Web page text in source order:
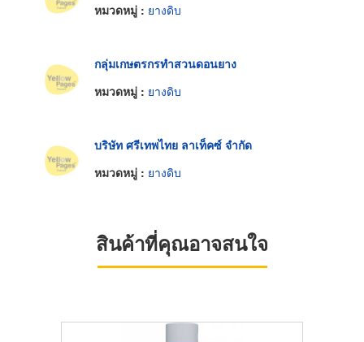
หมวดหมู่ : ยางดิบ
กลุ่มเกษตรกรทำสวนดอนยาง
หมวดหมู่ : ยางดิบ
บริษัท ศรีเทพไทย ลาเท็คซ์ จำกัด
หมวดหมู่ : ยางดิบ
สินค้าที่คุณอาจสนใจ